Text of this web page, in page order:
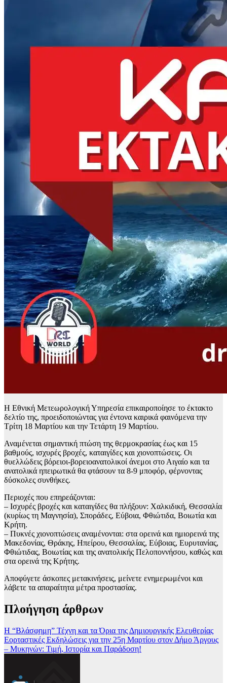
Η Εθνική Μετεωρολογική Υπηρεσία επικαιροποίησε το έκτακτο
δελτίο της, προειδοποιώντας για έντονα καιρικά φαινόμενα την
Τρίτη 18 Μαρτίου και την Τετάρτη 19 Μαρτίου.
Αναμένεται σημαντική πτώση της θερμοκρασίας έως και 15
βαθμούς, ισχυρές βροχές, καταιγίδες και χιονοπτώσεις. Οι
θυελλώδεις βόρειοι-βορειοανατολικοί άνεμοι στο Αιγαίο και τα
ανατολικά ηπειρωτικά θα φτάσουν τα 8-9 μποφόρ, φέρνοντας
δύσκολες συνθήκες.
Περιοχές που επηρεάζονται:
– Ισχυρές βροχές και καταιγίδες θα πλήξουν: Χαλκιδική, Θεσσαλία
(κυρίως τη Μαγνησία), Σποράδες, Εύβοια, Φθιώτιδα, Βοιωτία και
Κρήτη.
– Πυκνές χιονοπτώσεις αναμένονται: στα ορεινά και ημιορεινά της
Μακεδονίας, Θράκης, Ηπείρου, Θεσσαλίας, Εύβοιας, Ευρυτανίας,
Φθιώτιδας, Βοιωτίας και της ανατολικής Πελοποννήσου, καθώς και
στα ορεινά της Κρήτης.
Αποφύγετε άσκοπες μετακινήσεις, μείνετε ενημερωμένοι και
λάβετε τα απαραίτητα μέτρα προστασίας.
Πλοήγηση άρθρων
Η “Βλάσφημη” Τέχνη και τα Όρια της Δημιουργικής Ελευθερίας
Εορταστικές Εκδηλώσεις για την 25η Μαρτίου στον Δήμο Άργους
– Μυκηνών: Τιμή, Ιστορία και Παράδοση!